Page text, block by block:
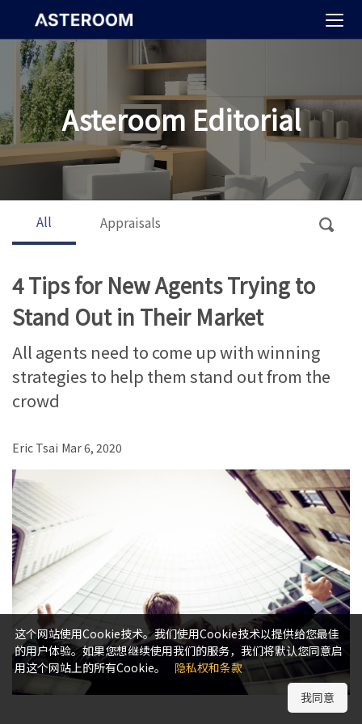
Asteroom Editorial
All Appraisals
4 Tips for New Agents Trying to
Stand Out in Their Market
All agents need to come up with winning
strategies to help them stand out from the
crowd
Eric Tsai Mar 6, 2020
这个网站使用Cookie技术。我们使用Cookie技术以提供给您最佳
的用户体验。如果您想继续使用我们的服务，我们将默认您同意启
用这个网站上的所有Cookie。
隐私权和条款
我同意